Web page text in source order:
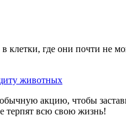
где они почти не
акцию, чтобы
терпят всю свою жизнь!